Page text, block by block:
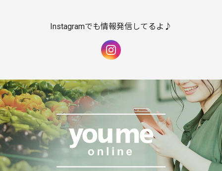
Instagramでも情報発信してるよ♪